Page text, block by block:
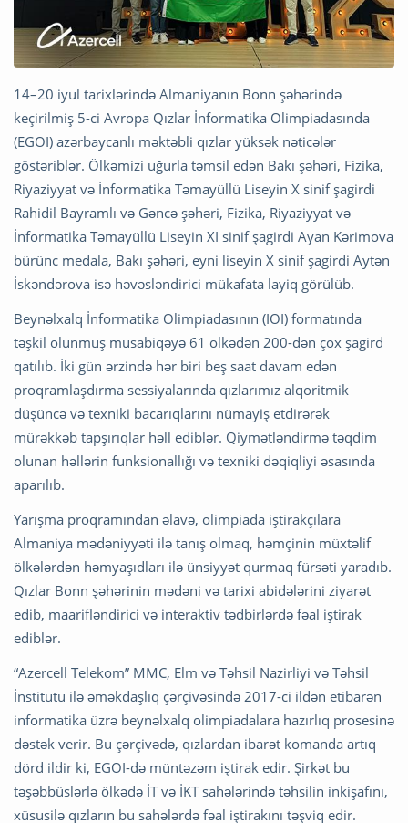
14–20 iyul tarixlərində Almaniyanın Bonn şəhərində
keçirilmiş 5-ci Avropa Qızlar İnformatika Olimpiadasında
(EGOI) azərbaycanlı məktəbli qızlar yüksək nəticələr
göstəriblər. Ölkəmizi uğurla təmsil edən Bakı şəhəri, Fizika,
Riyaziyyat və İnformatika Təmayüllü Liseyin X sinif şagirdi
Rahidil Bayramlı və Gəncə şəhəri, Fizika, Riyaziyyat və
İnformatika Təmayüllü Liseyin XI sinif şagirdi Ayan Kərimova
bürünc medala, Bakı şəhəri, eyni liseyin X sinif şagirdi Aytən
İskəndərova isə həvəsləndirici mükafata layiq görülüb.
Beynəlxalq İnformatika Olimpiadasının (IOI) formatında
təşkil olunmuş müsabiqəyə 61 ölkədən 200-dən çox şagird
qatılıb. İki gün ərzində hər biri beş saat davam edən
proqramlaşdırma sessiyalarında qızlarımız alqoritmik
düşüncə və texniki bacarıqlarını nümayiş etdirərək
mürəkkəb tapşırıqlar həll ediblər. Qiymətləndirmə təqdim
olunan həllərin funksionallığı və texniki dəqiqliyi əsasında
aparılıb.
Yarışma proqramından əlavə, olimpiada iştirakçılara
Almaniya mədəniyyəti ilə tanış olmaq, həmçinin müxtəlif
ölkələrdən həmyaşıdları ilə ünsiyyət qurmaq fürsəti yaradıb.
Qızlar Bonn şəhərinin mədəni və tarixi abidələrini ziyarət
edib, maarifləndirici və interaktiv tədbirlərdə fəal iştirak
ediblər.
“Azercell Telekom” MMC, Elm və Təhsil Nazirliyi və Təhsil
İnstitutu ilə əməkdaşlıq çərçivəsində 2017-ci ildən etibarən
informatika üzrə beynəlxalq olimpiadalara hazırlıq prosesinə
dəstək verir. Bu çərçivədə, qızlardan ibarət komanda artıq
dörd ildir ki, EGOI-də müntəzəm iştirak edir. Şirkət bu
təşəbbüslərlə ölkədə İT və İKT sahələrində təhsilin inkişafını,
xüsusilə qızların bu sahələrdə fəal iştirakını təşviq edir.